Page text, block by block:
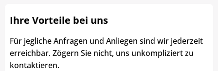
Ihre Vorteile bei uns
Für jegliche Anfragen und Anliegen sind wir jederzeit
erreichbar. Zögern Sie nicht, uns unkompliziert zu
kontaktieren.